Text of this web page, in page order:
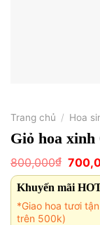
Trang chủ / Hoa
Giỏ hoa xinh
800,000₫ Giá
gốc
là:
Khuyến mãi
*Giao hoa tươi
trên 500k)